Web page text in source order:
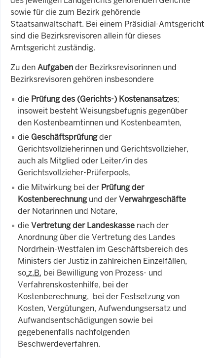
sowie für die zum Bezirk gehörende
Staatsanwaltschaft. Bei einem Präsidial-Amtsgericht
sind die Bezirksrevisoren allein für dieses
Amtsgericht zuständig.
Zu denAufgabender Bezirksrevisorinnen und
Bezirksrevisoren gehören insbesondere
die Prüfung des (Gerichts-) Kostenansatzes;
insoweit besteht Weisungsbefugnis gegenüber
den Kostenbeamtinnen und Kostenbeamten,
die Geschäftsprüfungder
Gerichtsvollzieherinnen und Gerichtsvollzieher,
auch als Mitglied oder Leiter/in des
Gerichtsvollzieher-Prüferpools,
die Mitwirkung bei der Prüfung der
Kostenberechnungund derVerwahrgeschäfte
der Notarinnen und Notare,
die Vertretung der Landeskasse nach der
Anordnung über die Vertretung des Landes
Nordrhein-Westfalen im Geschäftsbereich des
Ministers der Justiz in zahlreichen Einzelfällen,
soz.B. bei Bewilligung von Prozess- und
Verfahrenskostenhilfe, bei der
Kostenberechnung, bei der Festsetzung von
Kosten, Vergütungen, Aufwendungsersatz und
Aufwandsentschädigungen sowie bei
gegebenenfalls nachfolgenden
Beschwerdeverfahren.